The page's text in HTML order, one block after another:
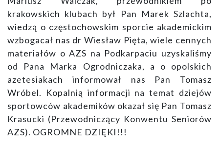
krakowskich klubach był Pan Marek Szlachta,
wiedzą o częstochowskim sporcie akademickim
wzbogacał nas dr Wiesław Pięta, wiele cennych
materiałów o AZS na Podkarpaciu uzyskaliśmy
od Pana Marka Ogrodniczaka, a o opolskich
azetesiakach informował nas Pan Tomasz
Wróbel. Kopalnią informacji na temat dziejów
sportowców akademików okazał się Pan Tomasz
Krasucki (Przewodniczący Konwentu Seniorów
AZS). OGROMNE DZIĘKI!!!